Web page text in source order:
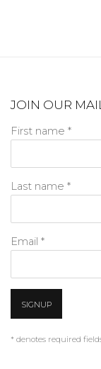
JOIN OUR
First name *
Last name *
Email *
SIGNUP
* denotes required